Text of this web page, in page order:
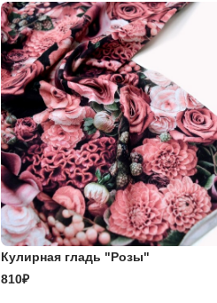
Кулирная гладь "Розы"
810₽